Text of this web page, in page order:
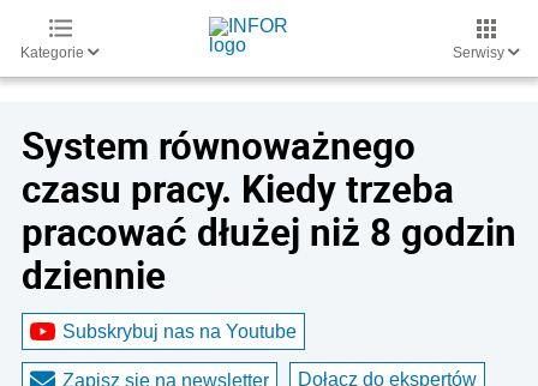
Kategorie Serwisy
System równoważnego
czasu pracy. Kiedy trzeba
pracować dłużej niż 8 godzin
dziennie
Subskrybuj nas na Youtube
Zapisz się na newsletter Dołącz do ekspertów